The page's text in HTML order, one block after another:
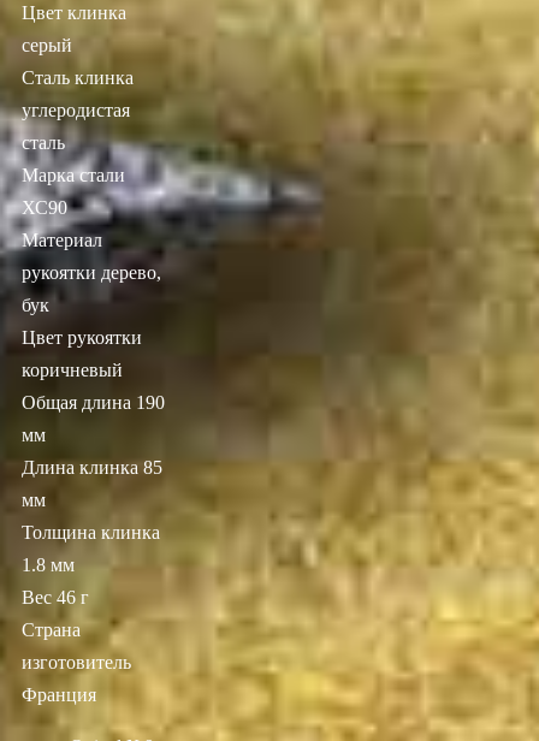
Цвет клинка
серый
Сталь клинка
углеродистая
сталь
Марка стали
ХС90
Материал
рукоятки дерево,
бук
Цвет рукоятки
коричневый
Общая длина 190
мм
Длина клинка 85
мм
Толщина клинка
1.8 мм
Вес 46 г
Страна
изготовитель
Франция